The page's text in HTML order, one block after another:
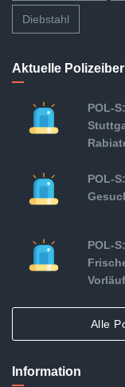
Diebstahl
Aktuelle
POL-
POL-
POL-
Alle
Information